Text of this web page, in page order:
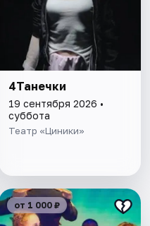
4Танечки
19 сентября 2026 •
суббота
Театр «Циники»
от 1 000 ₽